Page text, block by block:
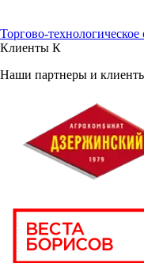
Торгово-технологическое
Клиенты К
Наши партнеры и